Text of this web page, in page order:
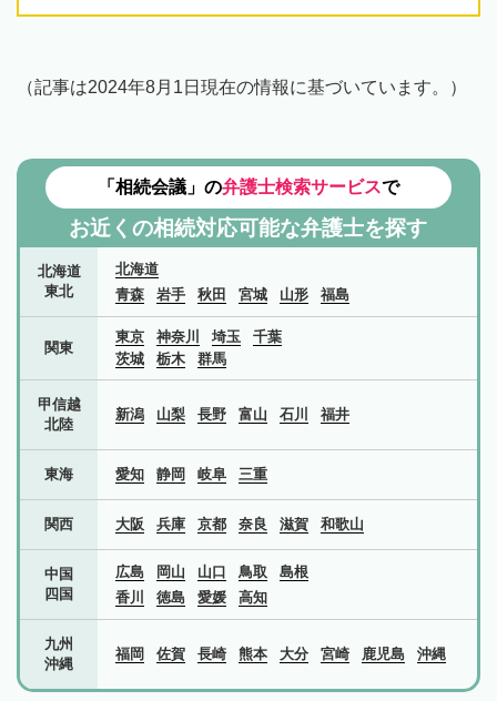
（記事は2024年8月1日現在の情報に基づいています。）
「相続会議」の弁護士検索サービスで
お近くの相続対応可能な弁護士を探す
北海道
東北
北海道
青森
岩手 秋田 宮城 山形 福島
関東
東京 神奈川 埼玉
千葉
茨城
栃木 群馬
甲信越
北陸
新潟 山梨 長野 富山 石川 福井
東海 愛知 静岡 岐阜 三重
関西 大阪 兵庫 京都 奈良 滋賀 和歌山
中国
四国
広島 岡山 山口 鳥取
島根
香川
徳島 愛媛 高知
九州
沖縄
福岡 佐賀 長崎 熊本 大分 宮崎 鹿児島 沖縄